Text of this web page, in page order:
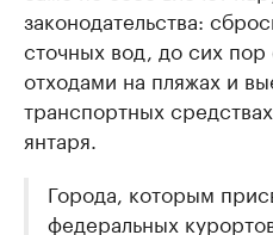
законодательства:
сточных вод, до сих
отходами на пляжах и
транспортных
янтаря.
Города, которым
федеральных